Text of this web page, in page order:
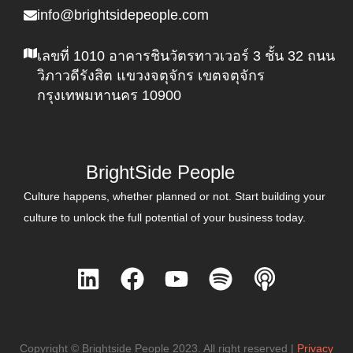
BrightSide People
Culture happens, whether planned or not. Start building your
culture to unlock the full potential of your business today.
L
i
k
F
a
e
Y
o
t
S
p
t
P
o
c
info@brightsidepeople.com
เลขที่ 1010 อาคารชินวัตรทาวเวอร์ 3 ชั้น 32 ถนน
วิภาวดีรังสิต แขวงจตุจักร เขตจตุจักร
กรุงเทพมหานคร 10900
Copyright © Brightside People 2023. All right reserved | Privacy